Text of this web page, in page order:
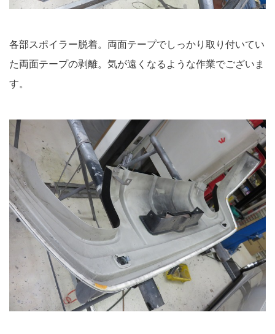
各部スポイラー脱着。両面テープでしっかり取り付いてい
た両面テープの剥離。気が遠くなるような作業でございま
す。